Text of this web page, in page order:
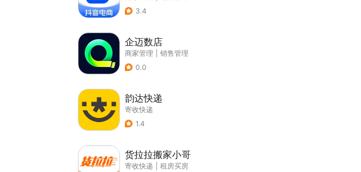
3.4
企迈数店
商家管理
销售管理
0.0
韵达快递
寄收快递
1.4
货拉拉搬家小哥
寄收快递
租房买房